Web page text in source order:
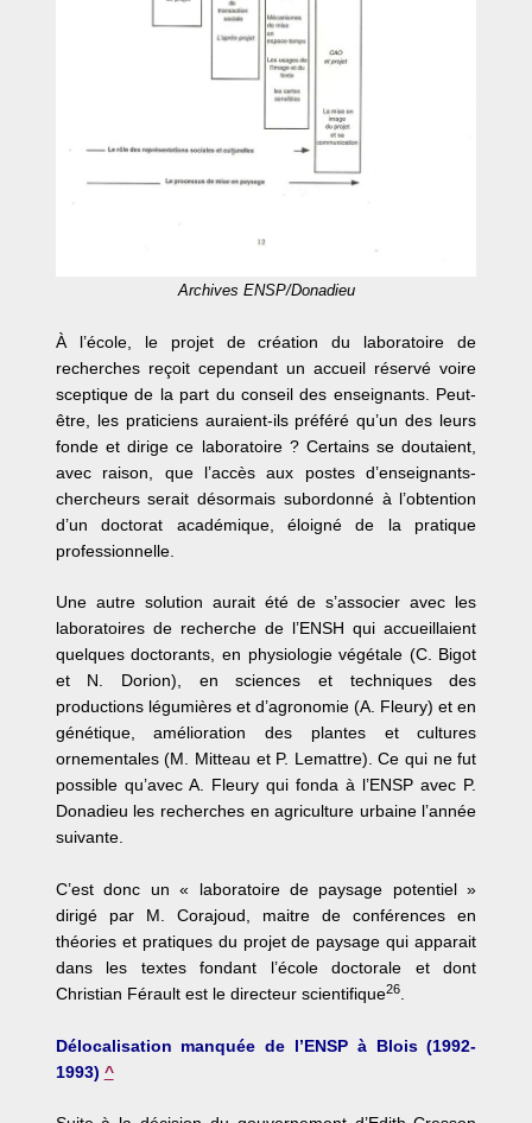
Archives ENSP/Donadieu
À l’école, le projet de création du laboratoire de
recherches reçoit cependant un accueil réservé voire
sceptique de la part du conseil des enseignants. Peut-
être, les praticiens auraient-ils préféré qu’un des leurs
fonde et dirige ce laboratoire ? Certains se doutaient,
avec raison, que l’accès aux postes d’enseignants-
chercheurs serait désormais subordonné à l’obtention
d’un doctorat académique, éloigné de la pratique
professionnelle.
Une autre solution aurait été de s’associer avec les
laboratoires de recherche de l’ENSH qui accueillaient
quelques doctorants, en physiologie végétale (C. Bigot
et N. Dorion), en sciences et techniques des
productions légumières et d’agronomie (A. Fleury) et en
génétique, amélioration des plantes et cultures
ornementales (M. Mitteau et P. Lemattre). Ce qui ne fut
possible qu’avec A. Fleury qui fonda à l’ENSP avec P.
Donadieu les recherches en agriculture urbaine l’année
suivante.
C’est donc un « laboratoire de paysage potentiel »
dirigé par M. Corajoud, maitre de conférences en
théories et pratiques du projet de paysage qui apparait
dans les textes fondant l’école doctorale et dont
Christian Férault est le directeur scientifique26.
Délocalisation manquée de l’ENSP à Blois (1992-
1993) ^